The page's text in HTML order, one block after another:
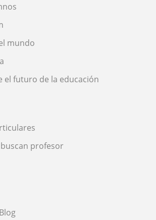
mundo
el futuro de la educación
profesor